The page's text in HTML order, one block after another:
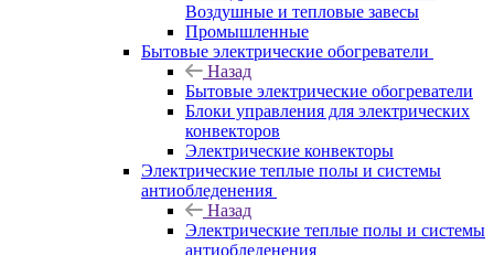
Воздушные и тепловые завесы
Промышленные
Бытовые электрические обогреватели
Назад
Бытовые электрические обогреватели
Блоки управления для электрических
конвекторов
Электрические конвекторы
Электрические теплые полы и системы
антиобледенения
Назад
Электрические теплые полы и системы
антиобледенения